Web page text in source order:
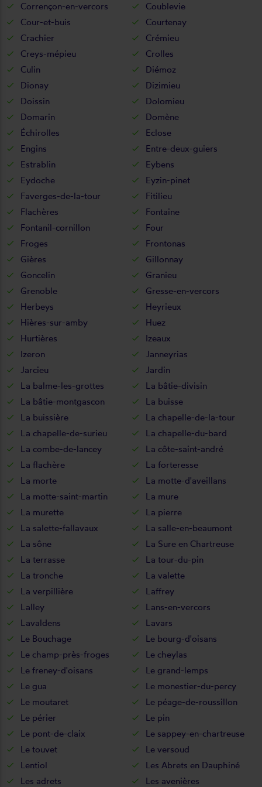
Corrençon-en-vercors
Coublevie
Cour-et-buis
Courtenay
Crachier
Crémieu
Creys-mépieu
Crolles
Culin
Diémoz
Dionay
Dizimieu
Doissin
Dolomieu
Domarin
Domène
Échirolles
Eclose
Engins
Entre-deux-guiers
Estrablin
Eybens
Eydoche
Eyzin-pinet
Faverges-de-la-tour
Fitilieu
Flachères
Fontaine
Fontanil-cornillon
Four
Froges
Frontonas
Gières
Gillonnay
Goncelin
Granieu
Grenoble
Gresse-en-vercors
Herbeys
Heyrieux
Hières-sur-amby
Huez
Hurtières
Izeaux
Izeron
Janneyrias
Jarcieu
Jardin
La balme-les-grottes
La bâtie-divisin
La bâtie-montgascon
La buisse
La buissière
La chapelle-de-la-tour
La chapelle-de-surieu
La chapelle-du-bard
La combe-de-lancey
La côte-saint-andré
La flachère
La forteresse
La morte
La motte-d'aveillans
La motte-saint-martin
La mure
La murette
La pierre
La salette-fallavaux
La salle-en-beaumont
La sône
La Sure en Chartreuse
La terrasse
La tour-du-pin
La tronche
La valette
La verpillière
Laffrey
Lalley
Lans-en-vercors
Lavaldens
Lavars
Le Bouchage
Le bourg-d'oisans
Le champ-près-froges
Le cheylas
Le freney-d'oisans
Le grand-lemps
Le gua
Le monestier-du-percy
Le moutaret
Le péage-de-roussillon
Le périer
Le pin
Le pont-de-claix
Le sappey-en-chartreuse
Le touvet
Le versoud
Lentiol
Les Abrets en Dauphiné
Les adrets
Les avenières